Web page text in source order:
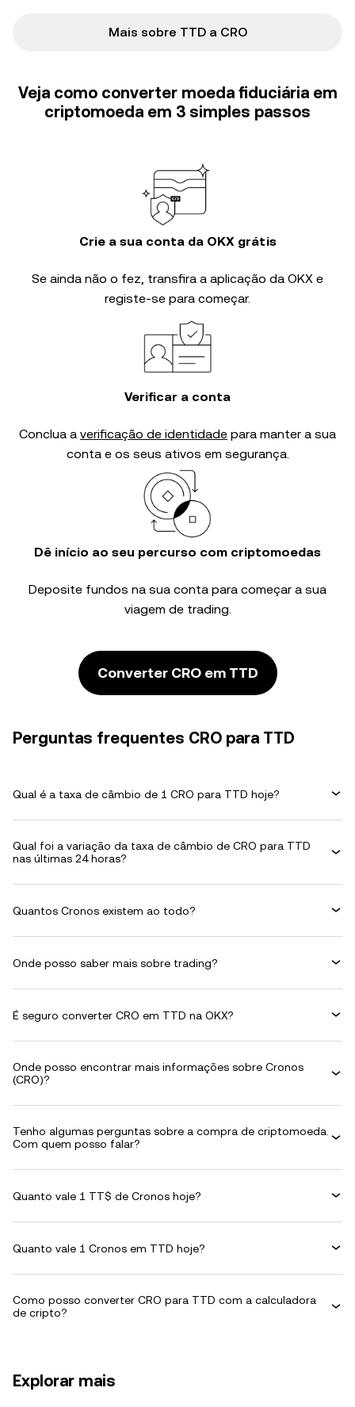
Mais sobre TTD a CRO
Veja como converter moeda fiduciária em
criptomoeda em 3 simples passos
Crie a sua conta da OKX grátis
Se ainda não o fez, transfira a aplicação da OKX e
registe-se para começar.
Verificar a conta
Conclua a verificação de identidade para manter a sua
conta e os seus ativos em segurança.
Dê início ao seu percurso com criptomoedas
Deposite fundos na sua conta para começar a sua
viagem de trading.
Converter CRO em TTD
Perguntas frequentes CRO para TTD
Qual é a taxa de câmbio de 1 CRO para TTD hoje?
Qual foi a variação da taxa de câmbio de CRO para TTD
nas últimas 24 horas?
Quantos Cronos existem ao todo?
Onde posso saber mais sobre trading?
É seguro converter CRO em TTD na OKX?
Onde posso encontrar mais informações sobre Cronos
(CRO)?
Tenho algumas perguntas sobre a compra de criptomoeda.
Com quem posso falar?
Quanto vale 1 TT$ de Cronos hoje?
Quanto vale 1 Cronos em TTD hoje?
Como posso converter CRO para TTD com a calculadora
de cripto?
Explorar mais